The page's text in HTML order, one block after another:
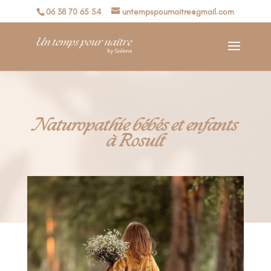
06 38 70 65 54 untempspournaitre@gmail.com
Naturopathie bébés et enfants
à Rosult